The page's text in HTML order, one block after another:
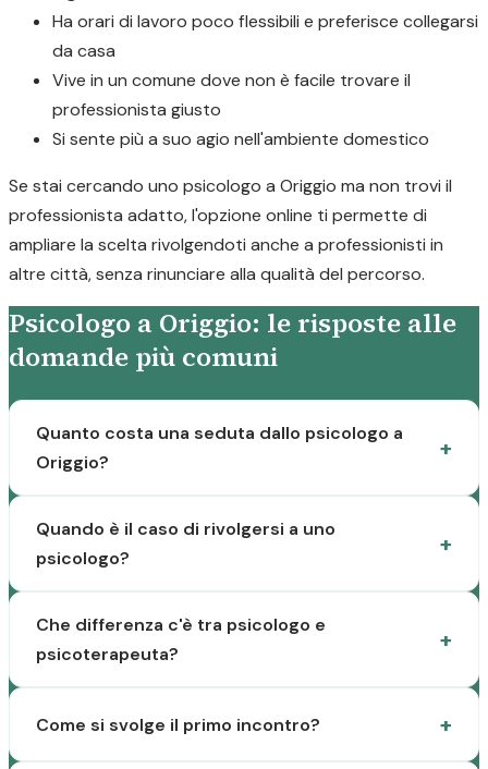
Ha orari di lavoro poco flessibili e preferisce collegarsi
da casa
Vive in un comune dove non è facile trovare il
professionista giusto
Si sente più a suo agio nell'ambiente domestico
Se stai cercando uno psicologo a Origgio ma non trovi il
professionista adatto, l'opzione online ti permette di
ampliare la scelta rivolgendoti anche a professionisti in
altre città, senza rinunciare alla qualità del percorso.
Psicologo a Origgio: le risposte alle
domande più comuni
Quanto costa una seduta dallo psicologo a
Origgio?
Quando è il caso di rivolgersi a uno
psicologo?
Che differenza c'è tra psicologo e
psicoterapeuta?
Come si svolge il primo incontro?